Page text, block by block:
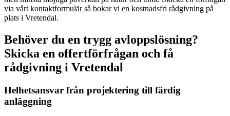
via vårt kontaktformulär så bokar vi en kostnadsfri rådgivning på
plats i Vretendal.
Behöver du en trygg avloppslösning?
Skicka en offertförfrågan och få
rådgivning i Vretendal
Helhetsansvar från projektering till färdig
anläggning